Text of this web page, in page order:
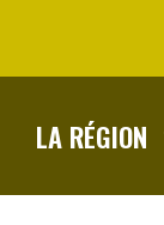
LA RÉGION